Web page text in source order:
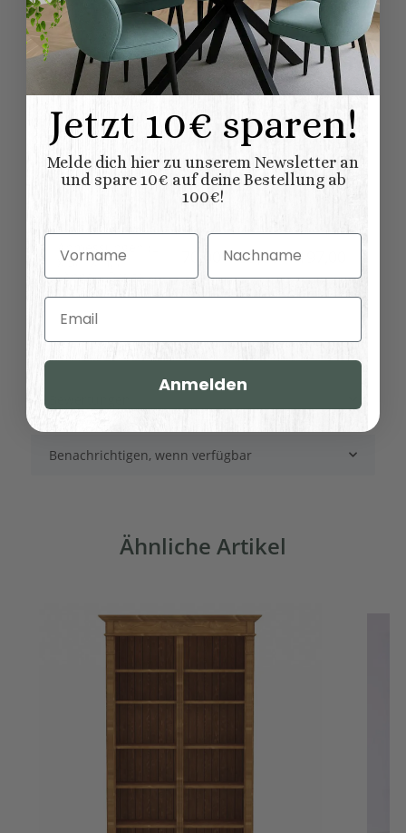
Möbelstil: Französischer
Landhausstil
Kollektionen
Landhausmöbel:
Salzburg
Variationen:
Bücherschränke
Versandgewicht: 37,00 kg
Abmessungen (L
x B/T x H) (
Länge × Breite ×
70,00 × 39,00 × 197,00
cm
Benachrichtigen, wenn verfügbar
Ähnliche Artikel
Jetzt 10€ sparen!
Melde dich hier zu unserem Newsletter an
und spare 10€ auf deine Bestellung ab
100€!
Vorname Nachname
Email
Anmelden